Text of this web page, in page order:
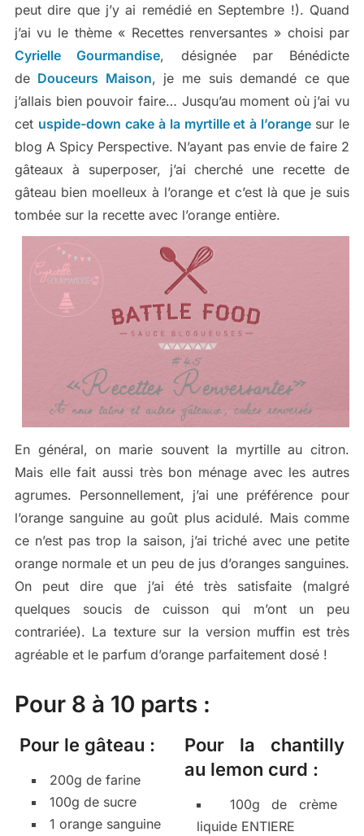
peut dire que j’y ai remédié en Septembre !). Quand
j’ai vu le thème « Recettes renversantes » choisi par
Cyrielle Gourmandise, désignée par Bénédicte
de Douceurs Maison, je me suis demandé ce que
j’allais bien pouvoir faire… Jusqu’au moment où j’ai vu
cet uspide-down cake à la myrtille et à l’orange sur le
blog A Spicy Perspective. N’ayant pas envie de faire 2
gâteaux à superposer, j’ai cherché une recette de
gâteau bien moelleux à l’orange et c’est là que je suis
tombée sur la recette avec l’orange entière.
En général, on marie souvent la myrtille au citron.
Mais elle fait aussi très bon ménage avec les autres
agrumes. Personnellement, j’ai une préférence pour
l’orange sanguine au goût plus acidulé. Mais comme
ce n’est pas trop la saison, j’ai triché avec une petite
orange normale et un peu de jus d’oranges sanguines.
On peut dire que j’ai été très satisfaite (malgré
quelques soucis de cuisson qui m’ont un peu
contrariée). La texture sur la version muffin est très
agréable et le parfum d’orange parfaitement dosé !
Pour 8 à 10 parts :
Pour le gâteau :
200g de farine
100g de sucre
1 orange sanguine
Pour la chantilly
au lemon curd :
100g de crème
liquide ENTIERE